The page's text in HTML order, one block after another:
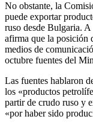
No obstante, la
puede exportar
ruso desde Bulgaria.
afirma que la posición
medios de
octubre fuentes del
Las fuentes hablaron
los «productos
partir de crudo ruso y
«por haber sido